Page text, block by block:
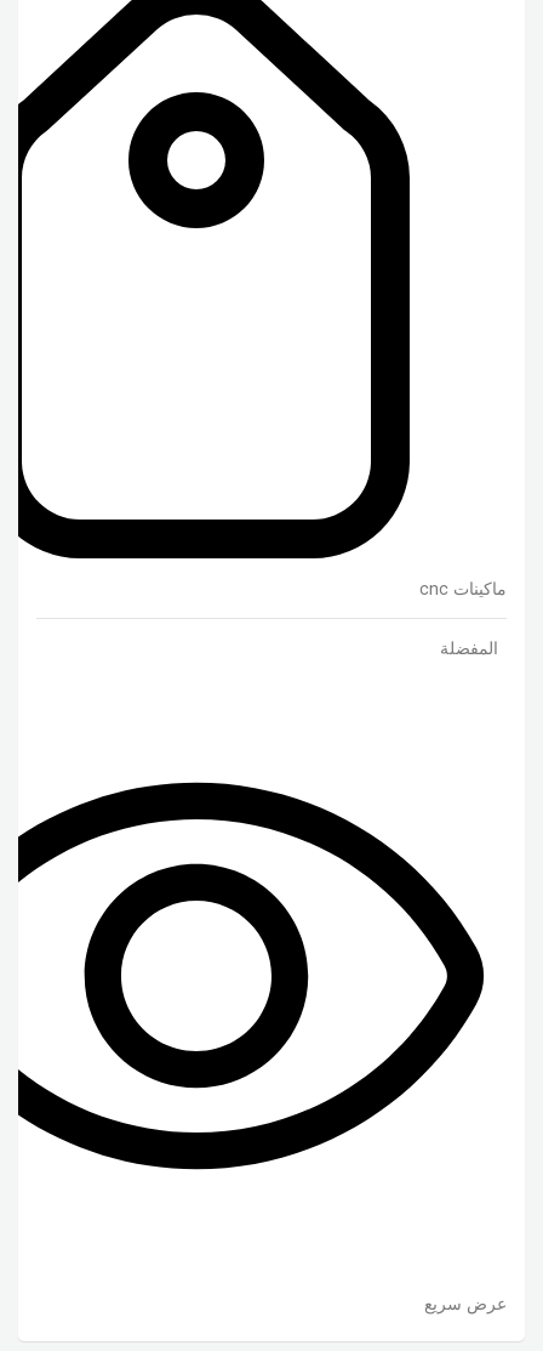
ماكينات cnc
المفضلة
عرض سريع